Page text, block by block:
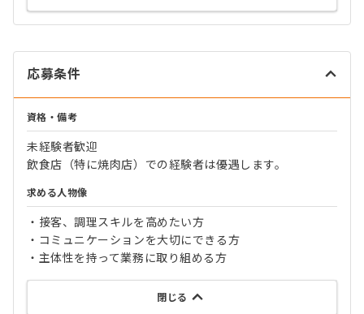
応募条件
資格・備考
未経験者歓迎
飲食店（特に焼肉店）での経験者は優遇します。
求める人物像
・接客、調理スキルを高めたい方
・コミュニケーションを大切にできる方
・主体性を持って業務に取り組める方
閉じる